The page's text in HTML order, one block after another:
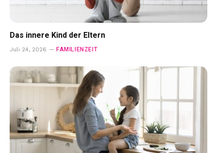
Das innere Kind der Eltern
Juli 24, 2026 FAMILIENZEIT